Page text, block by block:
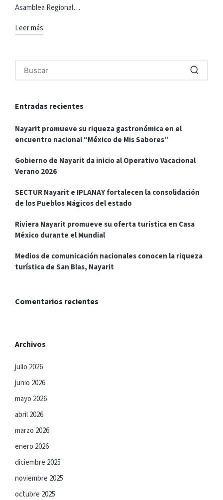
Asamblea Regional…
Leer más
Entradas recientes
Nayarit promueve su riqueza gastronómica en el
encuentro nacional “México de Mis Sabores”
Gobierno de Nayarit da inicio al Operativo Vacacional
Verano 2026
SECTUR Nayarit e IPLANAY fortalecen la consolidación
de los Pueblos Mágicos del estado
Riviera Nayarit promueve su oferta turística en Casa
México durante el Mundial
Medios de comunicación nacionales conocen la riqueza
turística de San Blas, Nayarit
Comentarios recientes
Archivos
julio 2026
junio 2026
mayo 2026
abril 2026
marzo 2026
enero 2026
diciembre 2025
noviembre 2025
octubre 2025